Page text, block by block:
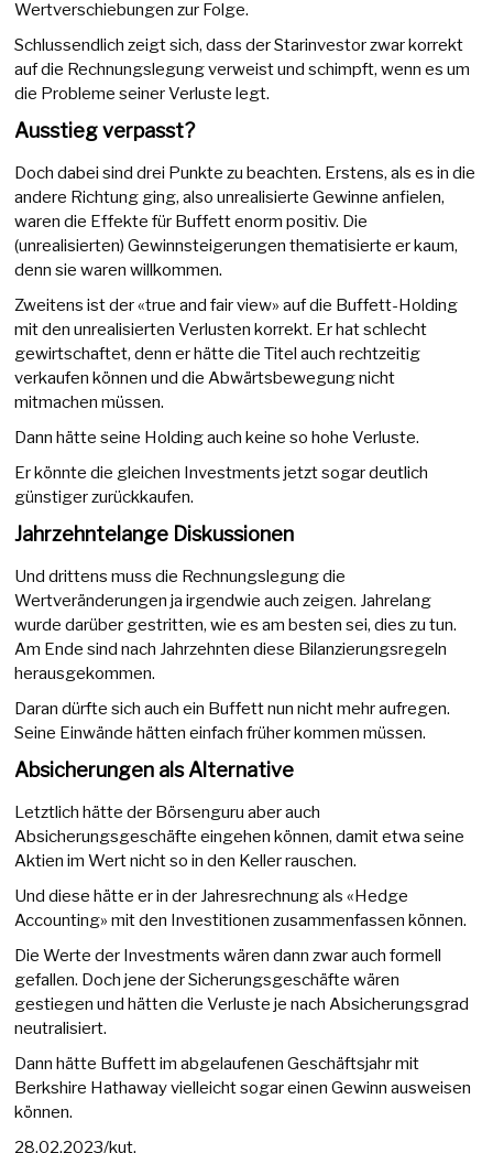
Wertverschiebungen zur Folge.
Schlussendlich zeigt sich, dass der Starinvestor zwar korrekt
auf die Rechnungslegung verweist und schimpft, wenn es um
die Probleme seiner Verluste legt.
Ausstieg verpasst?
Doch dabei sind drei Punkte zu beachten. Erstens, als es in die
andere Richtung ging, also unrealisierte Gewinne anfielen,
waren die Effekte für Buffett enorm positiv. Die
(unrealisierten) Gewinnsteigerungen thematisierte er kaum,
denn sie waren willkommen.
Zweitens ist der «true and fair view» auf die Buffett-Holding
mit den unrealisierten Verlusten korrekt. Er hat schlecht
gewirtschaftet, denn er hätte die Titel auch rechtzeitig
verkaufen können und die Abwärtsbewegung nicht
mitmachen müssen.
Dann hätte seine Holding auch keine so hohe Verluste.
Er könnte die gleichen Investments jetzt sogar deutlich
günstiger zurückkaufen.
Jahrzehntelange Diskussionen
Und drittens muss die Rechnungslegung die
Wertveränderungen ja irgendwie auch zeigen. Jahrelang
wurde darüber gestritten, wie es am besten sei, dies zu tun.
Am Ende sind nach Jahrzehnten diese Bilanzierungsregeln
herausgekommen.
Daran dürfte sich auch ein Buffett nun nicht mehr aufregen.
Seine Einwände hätten einfach früher kommen müssen.
Absicherungen als Alternative
Letztlich hätte der Börsenguru aber auch
Absicherungsgeschäfte eingehen können, damit etwa seine
Aktien im Wert nicht so in den Keller rauschen.
Und diese hätte er in der Jahresrechnung als «Hedge
Accounting» mit den Investitionen zusammenfassen können.
Die Werte der Investments wären dann zwar auch formell
gefallen. Doch jene der Sicherungsgeschäfte wären
gestiegen und hätten die Verluste je nach Absicherungsgrad
neutralisiert.
Dann hätte Buffett im abgelaufenen Geschäftsjahr mit
Berkshire Hathaway vielleicht sogar einen Gewinn ausweisen
können.
28.02.2023/kut.